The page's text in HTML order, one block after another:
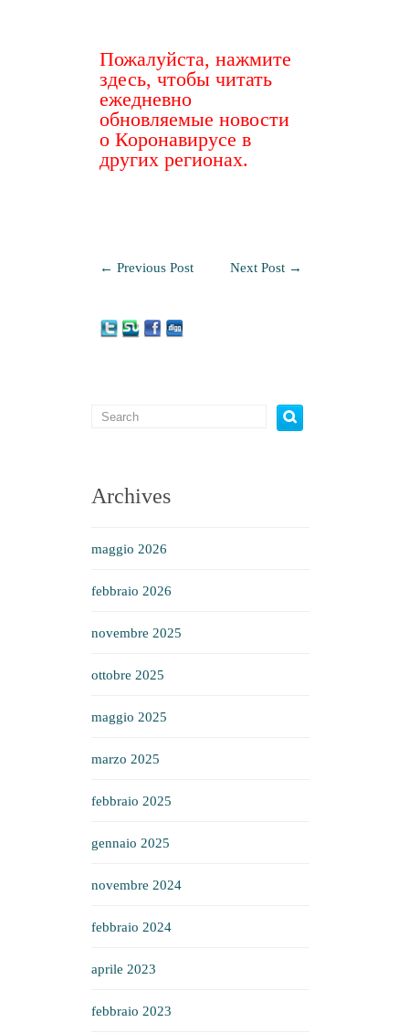
Пожалуйста, нажмите
здесь, чтобы читать
ежедневно
обновляемые новости
о Коронавирусе в
других регионах.
← Previous Post Next Post →
Archives
maggio 2026
febbraio 2026
novembre 2025
ottobre 2025
maggio 2025
marzo 2025
febbraio 2025
gennaio 2025
novembre 2024
febbraio 2024
aprile 2023
febbraio 2023